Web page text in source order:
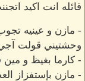
قائله انت اكيد
- مازن و عينيه
وحشتيني قولت
- كارما بغيظ و
- مازن بإستفزاز